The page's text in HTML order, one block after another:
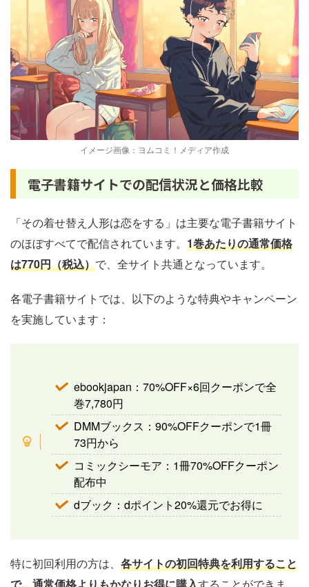
イメージ画像：ヨムコミ！メディア作成
電子書籍サイトでの配信状況と価格比較
「その着せ替え人形は恋をする」は主要な電子書籍サイト
のほぼすべてで配信されています。 1巻あたりの通常価格
は770円（税込）で、全サイト共通となっています。
各電子書籍サイトでは、以下のような特典やキャンペーン
を実施しています：
ebookjapan：70%OFF×6回クーポンで全
巻7,780円
DMMブックス：90%OFFクーポンで1冊
73円から
コミックシーモア：1冊70%OFFクーポン
配布中
dブック：dポイント20%還元でお得に
特に初回利用の方は、 各サイトの初回特典を利用すること